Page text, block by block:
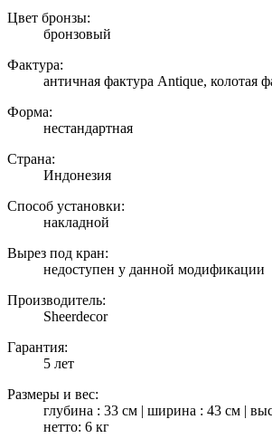
Цвет бронзы:
бронзовый
Фактура:
античная фактура Antique, колотая
Форма:
нестандартная
Страна:
Индонезия
Способ установки:
накладной
Вырез под кран:
недоступен у данной модификации
Производитель:
Sheerdecor
Гарантия:
5 лет
Размеры и вес:
глубина : 33 см | ширина : 43 см |
нетто: 6 кг